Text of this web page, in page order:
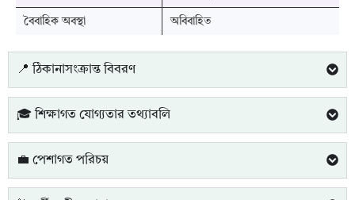
বৈবাহিক অবস্থা অবিবাহিত
📍 ঠিকানাসংক্রান্ত বিবরণ
🎓 শিক্ষাগত যোগ্যতার তথ্যাবলি
💼 পেশাগত পরিচয়